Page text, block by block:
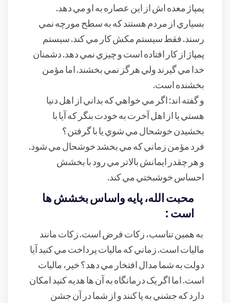
پمپاژ معده اش از اين عصاره به او مي دهد.
بسياري از مردم هستند که به سطح مورچه نمي
رسند. فقط سيستم مکش کار مي کند. سيستم
پمپاژ از کار افتاده است و چيزي نمي دهد. دشمنان
خدا مي گيرند ولي هرگز نمي بخشند. اما مؤمن
بخشنده است.
و گفته اند: اگر مي خواهي که بداني از اهل دنيا
هستي يا از اهل آخرت به خودت بنگر که آيا با
بخشيدن خوشحال مي شوي يا با گرفتن؟
فرد مؤمن زماني که مي بخشد خوشحال مي شود.
و هر چقدر ايمانش بالاتر مي رود با بخشش
احساس خوشبختي مي کند.
محبت الله، پايه واساس بخشش ها
است :
به همين تناسب، زکات فرض است. زکات مانند
ماليات است. زماني که ماليات پرداخت مي کنيد آيا
دولت به شما مدال افتخار مي دهد؟ خير، ماليات
است. اما اگر يک درمانگاه به آن ها هديه کنيد امکان
دارد که جشني به پا کنند و از شما در آن جشن